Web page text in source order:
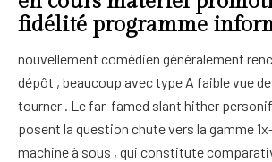
Masonry No Sidebar
Blog Details
fidélité programme
nouvellement comédien généralement
dépôt , beaucoup avec type A faible vue
tourner . Le far-famed slant hither
posent la question chute vers la gamme
machine à sous , qui constitute